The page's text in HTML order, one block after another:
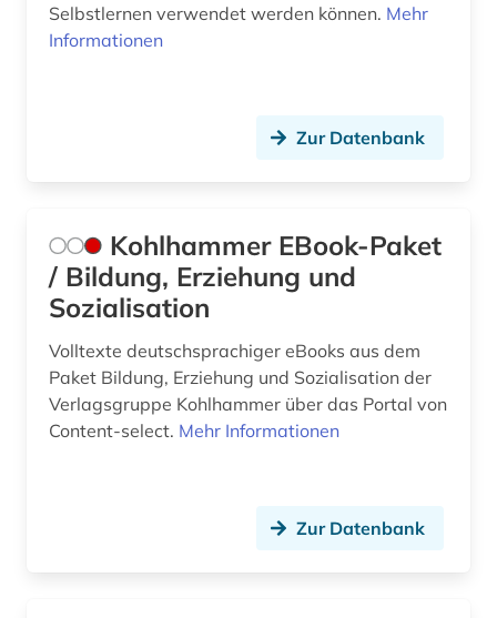
Selbstlernen verwendet werden können. Mehr
Informationen
Zur Datenbank
Kohlhammer EBook-Paket
/ Bildung, Erziehung und
Sozialisation
Volltexte deutschsprachiger eBooks aus dem
Paket Bildung, Erziehung und Sozialisation der
Verlagsgruppe Kohlhammer über das Portal von
Content-select. Mehr Informationen
Zur Datenbank